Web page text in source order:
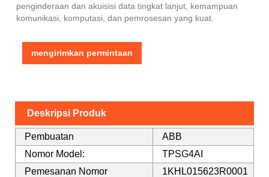
penginderaan dan akuisisi data tingkat lanjut, kemampuan
komunikasi, komputasi, dan pemrosesan yang kuat.
mengirimkan permintaan
Deskripsi Produk
Pembuatan
ABB
Nomor Model:
TPSG4AI
Pemesanan Nomor
1KHL015623R0001